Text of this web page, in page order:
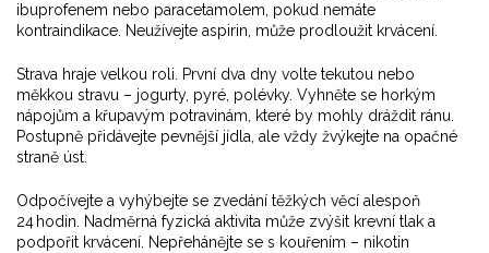
ibuprofenem nebo paracetamolem, pokud nemáte
kontraindikace. Neužívejte aspirin, může prodloužit krvácení.
Strava hraje velkou roli. První dva dny volte tekutou nebo
měkkou stravu – jogurty, pyré, polévky. Vyhněte se horkým
nápojům a křupavým potravinám, které by mohly dráždit ránu.
Postupně přidávejte pevnější jídla, ale vždy žvýkejte na opačné
straně úst.
Odpočívejte a vyhýbejte se zvedání těžkých věcí alespoň
24 hodin. Nadměrná fyzická aktivita může zvýšit krevní tlak a
podpořit krvácení. Nepřehánějte se s kouřením – nikotin